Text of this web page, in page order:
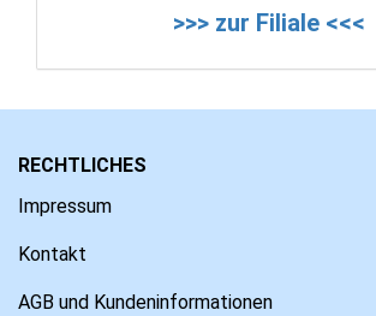
>>> zur Filiale <<<
RECHTLICHES
Impressum
Kontakt
AGB und Kundeninformationen